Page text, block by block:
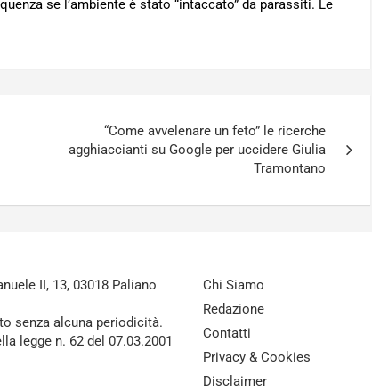
se l’ambiente è stato “intaccato” da parassiti. Le
“Come avvelenare un feto” le ricerche
agghiaccianti su Google per uccidere Giulia
Tramontano
II, 13, 03018 Paliano
senza alcuna periodicità.
legge n. 62 del 07.03.2001
Chi Siamo
Redazione
Contatti
Privacy & Cookies
Disclaimer